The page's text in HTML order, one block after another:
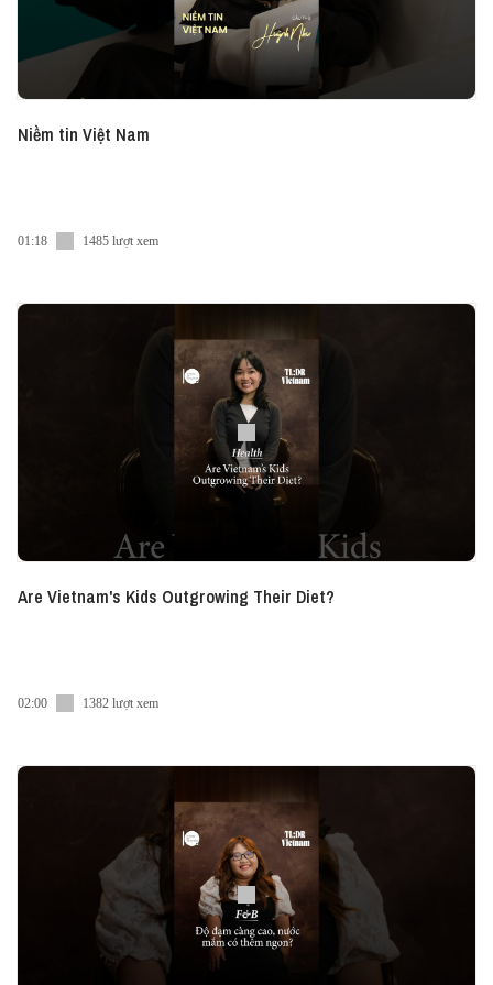
Niềm tin Việt Nam
01:18 1485 lượt xem
Are Vietnam's Kids Outgrowing Their Diet?
02:00 1382 lượt xem